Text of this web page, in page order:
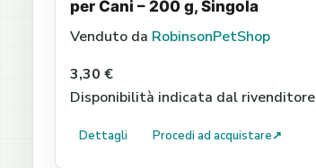
per Cani – 200 g, Singola
Venduto da RobinsonPetShop
3,30 €
Disponibilità indicata dal rivenditore
Dettagli Procedi ad acquistare↗